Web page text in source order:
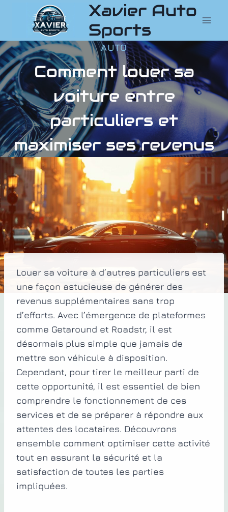
contenu
Xavier Auto
Sports
AUTO
Comment louer sa
voiture entre
particuliers et
maximiser ses revenus
Louer sa voiture à d’autres particuliers est
une façon astucieuse de générer des
revenus supplémentaires sans trop
d’efforts. Avec l’émergence de plateformes
comme Getaround et Roadstr, il est
désormais plus simple que jamais de
mettre son véhicule à disposition.
Cependant, pour tirer le meilleur parti de
cette opportunité, il est essentiel de bien
comprendre le fonctionnement de ces
services et de se préparer à répondre aux
attentes des locataires. Découvrons
ensemble comment optimiser cette activité
tout en assurant la sécurité et la
satisfaction de toutes les parties
impliquées.